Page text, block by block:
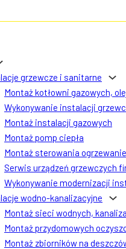
grzewcze i sanitarne
Montaż kotłowni gazowych,
Wykonywanie instalacji
Montaż instalacji gazowych
Montaż pomp ciepła
Montaż sterowania
Serwis urządzeń grzewczych
Wykonywanie modernizacji
wodno-kanalizacyjne
Montaż sieci wodnych,
Montaż przydomowych
Montaż zbiorników na